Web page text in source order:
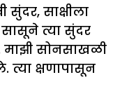
सुंदर, साक्षीला
त्या सुंदर
माझी सोनसाखळी
त्या क्षणापासून